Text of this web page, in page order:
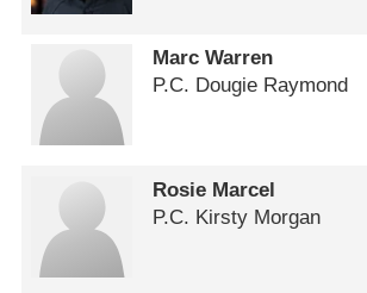
Marc Warren
P.C. Dougie Raymond
Rosie Marcel
P.C. Kirsty Morgan